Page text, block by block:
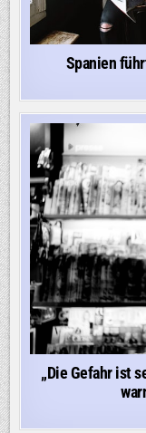
Spanien
„Die Gefahr ist